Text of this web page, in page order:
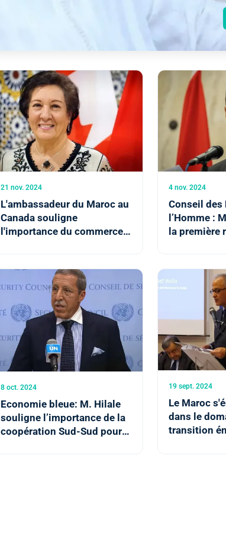
21 nov. 2024
L'ambassadeur du Maroc au
Canada souligne
l'importance du commerce
4 nov. 2024
Conseil des
l’Homme :
la première
8 oct. 2024
Economie bleue: M. Hilale
souligne l’importance de la
coopération Sud-Sud pour
19 sept. 2024
Le Maroc
dans le
transition